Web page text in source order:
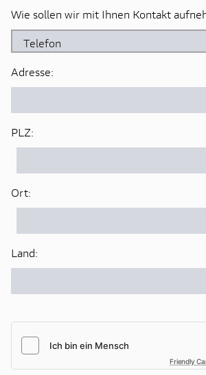
Wie sollen wir mit Ihnen Kontakt
Adresse:
PLZ:
Ort:
Land:
Friendly